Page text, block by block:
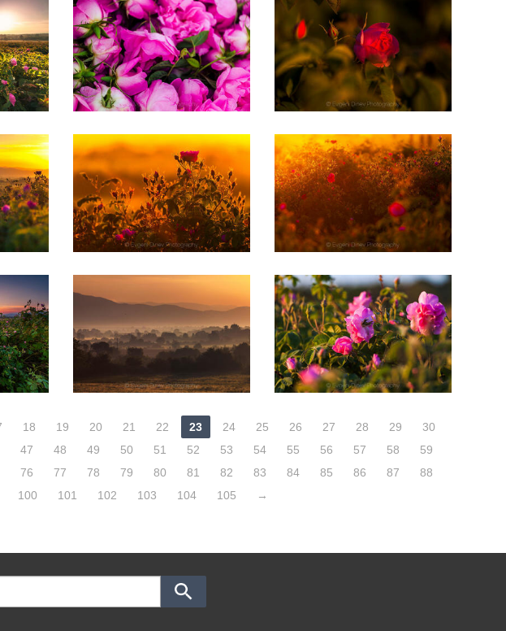
18 19 20 21 22 23 24 25 26 27 28 29
30
47 48 49 50 51 52 53 54 55 56 57 58
59
76 77 78 79 80 81 82 83 84 85 86 87
88
100 101 102 103 104 105 →